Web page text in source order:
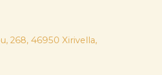
268, 46950 Xirivella,